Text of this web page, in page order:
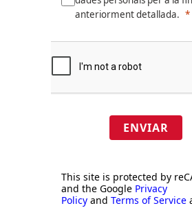
anteriorment detallada.
ENVIAR
This site is protected by
and the Google Privacy
Policy and Terms of Service